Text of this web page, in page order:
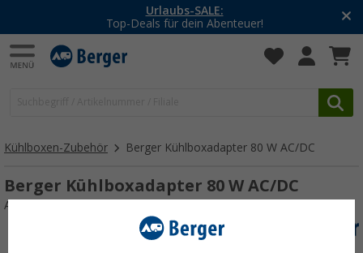
Urlaubs-SALE:
Top-Deals für dein Abenteuer!
Kühlboxen-Zubehör Berger Kühlboxadapter 80 W AC/DC
Berger Kühlboxadapter 80 W AC/DC
Art.-Nr.: 313587